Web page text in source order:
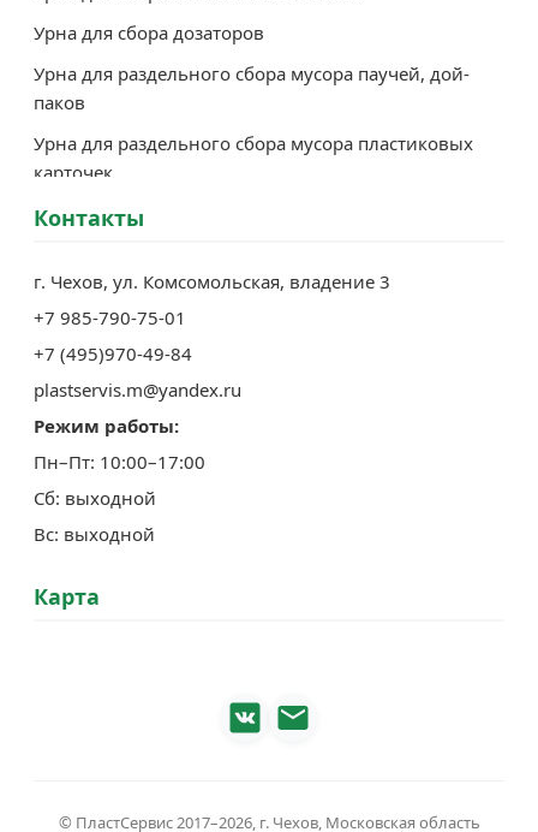
Урна для сбора дозаторов
Урна для раздельного сбора мусора паучей, дой-
паков
Урна для раздельного сбора мусора пластиковых
карточек
Контейнер для раздельного сбора мусора пульпер
Урна для раздельного сбора мусора тетрапака
Урна для раздельного сбора винных пробок
Урна для сбора мусора, медицинских отходов в
ветклиниках
Урна для сбора электромелочей
Двойная урна для раздельного сбора батареек и
крышечек
Двойная урна со скосом для раздельного сбора
Урна для сбора чеков
Урна для сбора винных пробок
Урна для сбора металла
Контакты
г. Чехов, ул. Комсомольская, владение 3
+7 985-790-75-01
+7 (495)970-49-84
plastservis.m@yandex.ru
Режим работы:
Пн–Пт: 10:00–17:00
Сб: выходной
Вс: выходной
Карта
© ПластСервис 2017–2026, г. Чехов, Московская область